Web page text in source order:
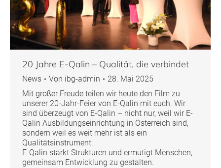
20 Jahre E-Qalin – Qualität, die verbindet
News Von ibg-admin
28. Mai 2025
Mit großer Freude teilen wir heute den Film zu
unserer 20-Jahr-Feier von E-Qalin mit euch. Wir
sind überzeugt von E-Qalin – nicht nur, weil wir E-
Qalin Ausbildungseinrichtung in Österreich sind,
sondern weil es weit mehr ist als ein
Qualitätsinstrument:
E-Qalin stärkt Strukturen und ermutigt Menschen,
gemeinsam Entwicklung zu gestalten.